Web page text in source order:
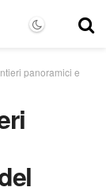
panoramici e